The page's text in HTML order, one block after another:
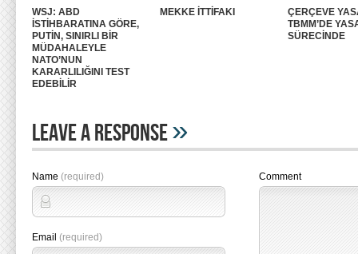
WSJ: ABD
İSTİHBARATINA GÖRE,
PUTİN, SINIRLI BİR
MÜDAHALEYLE
NATO’NUN
KARARLILIĞINI TEST
EDEBİLİR
MEKKE İTTİFAKI
ÇERÇEVE
TBMM’DE
SÜRECİNDE
Leave A Response»
Name (required)
Email (required)
Comment